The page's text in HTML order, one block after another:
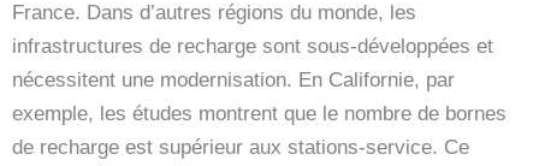
France. Dans d’autres régions du monde, les
infrastructures de recharge sont sous-développées et
nécessitent une modernisation. En Californie, par
exemple, les études montrent que le nombre de bornes
de recharge est supérieur aux stations-service. Ce